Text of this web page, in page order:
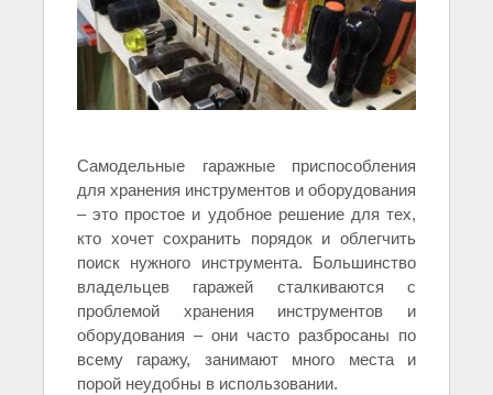
Самодельные гаражные приспособления
для хранения инструментов и оборудования
– это простое и удобное решение для тех,
кто хочет сохранить порядок и облегчить
поиск нужного инструмента. Большинство
владельцев гаражей сталкиваются с
проблемой хранения инструментов и
оборудования – они часто разбросаны по
всему гаражу, занимают много места и
порой неудобны в использовании.